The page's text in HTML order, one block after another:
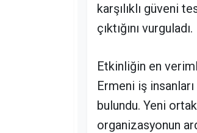
karşılıklı güveni
çıktığını vurguladı.
Etkinliğin en
Ermeni iş
bulundu. Yeni
organizasyonun